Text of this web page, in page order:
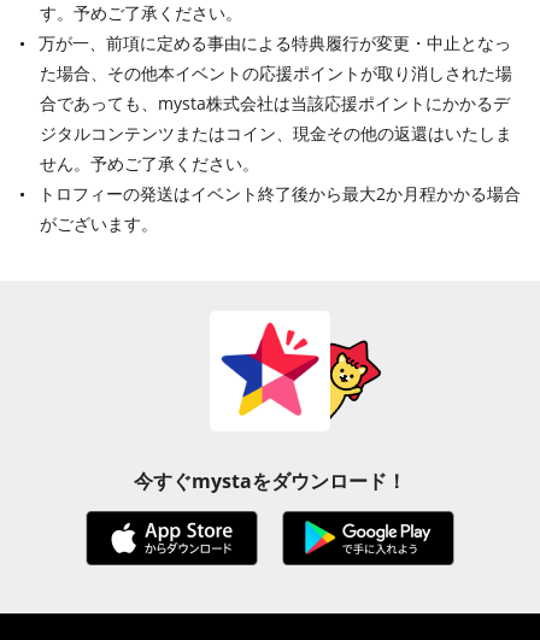
す。予めご了承ください。
万が一、前項に定める事由による特典履行が変更・中止となっ
た場合、その他本イベントの応援ポイントが取り消しされた場
合であっても、mysta株式会社は当該応援ポイントにかかるデ
ジタルコンテンツまたはコイン、現金その他の返還はいたしま
せん。予めご了承ください。
トロフィーの発送はイベント終了後から最大2か月程かかる場合
がございます。
今すぐmystaをダウンロード！